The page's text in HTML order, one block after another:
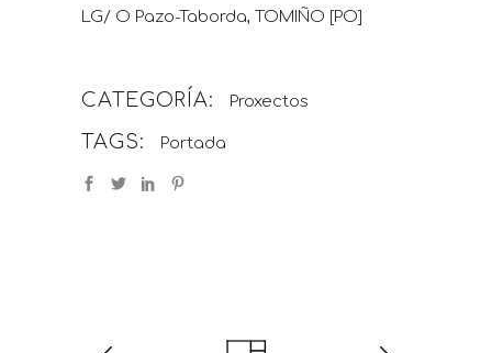
LG/ O Pazo-Taborda, TOMIÑO [PO]
CATEGORÍA: Proxectos
TAGS: Portada